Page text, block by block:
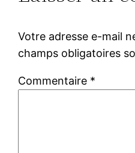
Votre adresse e-mail
champs obligatoires
Commentaire *